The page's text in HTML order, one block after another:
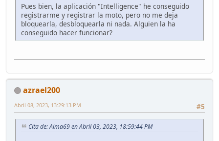
Pues bien, la aplicación "Intelligence" he conseguido
registrarme y registrar la moto, pero no me deja
bloquearla, desbloquearla ni nada. Alguien la ha
conseguido hacer funcionar?
azrael200
#5
Abril 08, 2023, 13:29:13 PM
Cita de: Alma69 en Abril 03, 2023, 18:59:44 PM